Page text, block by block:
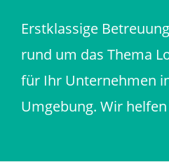
Erstklassige
rund um das Thema
für Ihr Unternehmen
Umgebung. Wir